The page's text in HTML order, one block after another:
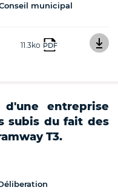
municipal
11.3ko PDF
d'une entreprise
subis du fait des
T3.